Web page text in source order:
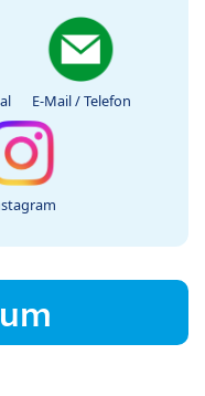
E-Mail / Telefon